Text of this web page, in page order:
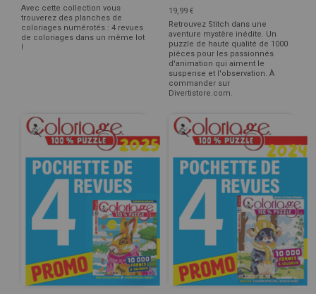
Avec cette collection vous
trouverez des planches de
coloriages numérotés : 4 revues
de coloriages dans un même lot
!
19,99 €
Retrouvez Stitch dans une
aventure mystère inédite. Un
puzzle de haute qualité de 1000
pièces pour les passionnés
d'animation qui aiment le
suspense et l'observation. À
commander sur
Divertistore.com.